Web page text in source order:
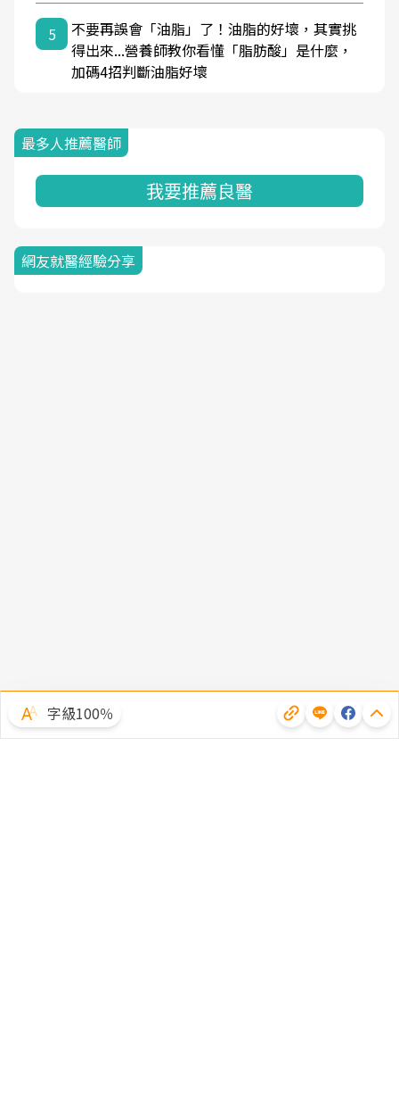
5
不要再誤會「油脂」了！油脂的好壞，其實挑
得出來...營養師教你看懂「脂肪酸」是什麼，
加碼4招判斷油脂好壞
最多人推薦醫師
我要推薦良醫
網友就醫經驗分享
字級100％